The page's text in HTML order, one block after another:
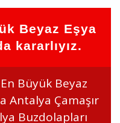
Beyaz Eşya
kararlıyız.
Büyük Beyaz
Antalya Çamaşır
Buzdolapları